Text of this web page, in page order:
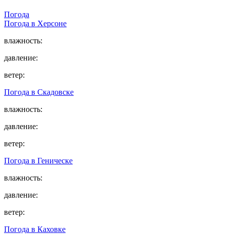
Погода
Погода в Херсоне
влажность:
давление:
ветер:
Погода в Скадовске
влажность:
давление:
ветер:
Погода в Геническе
влажность:
давление:
ветер:
Погода в Каховке